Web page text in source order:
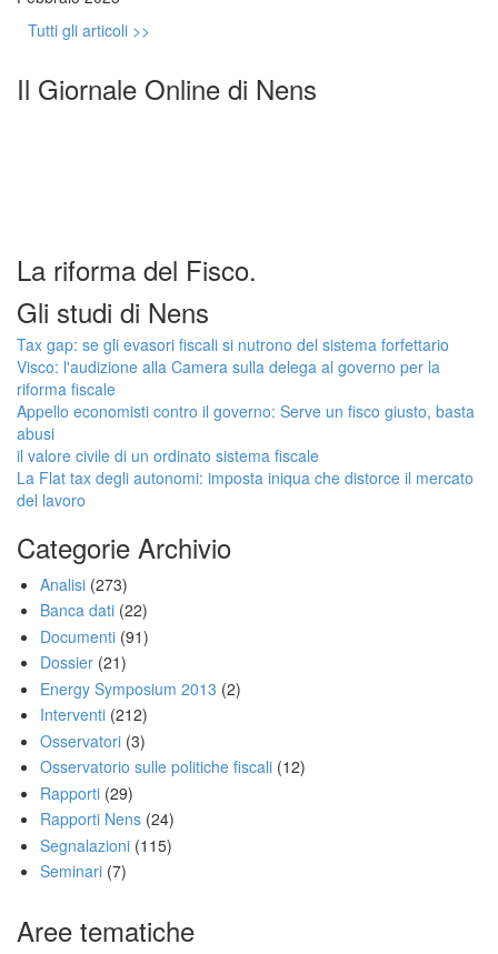
Tutti gli articoli >>
Il Giornale Online di Nens
La riforma del Fisco.
Gli studi di Nens
Tax gap: se gli evasori fiscali si nutrono del sistema forfettario
Visco: l'audizione alla Camera sulla delega al governo per la
riforma fiscale
Appello economisti contro il governo: Serve un fisco giusto, basta
abusi
il valore civile di un ordinato sistema fiscale
La Flat tax degli autonomi: imposta iniqua che distorce il mercato
del lavoro
Categorie Archivio
Analisi (273)
Banca dati (22)
Documenti (91)
Dossier (21)
Energy Symposium 2013 (2)
Interventi (212)
Osservatori (3)
Osservatorio sulle politiche fiscali (12)
Rapporti (29)
Rapporti Nens (24)
Segnalazioni (115)
Seminari (7)
Aree tematiche